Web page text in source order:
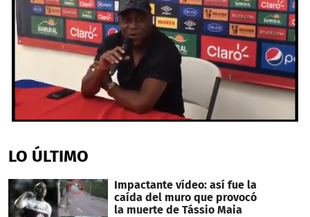
of
1
39
seconds
LO ÚLTIMO
Impactante vídeo: así fue la
caída del muro que provocó
la muerte de Tássio Maia